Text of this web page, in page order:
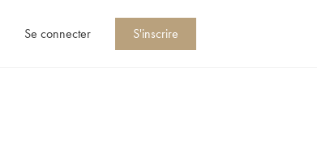
Se connecter S'inscrire